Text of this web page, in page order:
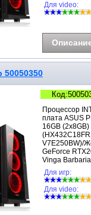
Для video:
50050350
Процессор
плата ASUS
16GB
V7E250BW)/
GeForce
Vinga
Для игр:
Для video: